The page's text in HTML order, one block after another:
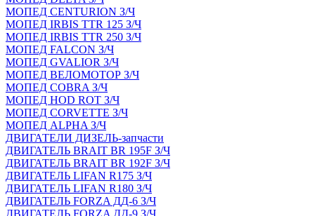
МОПЕД CENTURION З/Ч
МОПЕД IRBIS TTR 125 З/Ч
МОПЕД IRBIS TTR 250 З/Ч
МОПЕД FALCON З/Ч
МОПЕД GVALIOR З/Ч
МОПЕД ВЕЛОМОТОР З/Ч
МОПЕД COBRA З/Ч
МОПЕД HOD ROT З/Ч
МОПЕД CORVETTE З/Ч
МОПЕД ALPHA З/Ч
ДВИГАТЕЛИ ДИЗЕЛЬ-запчасти
ДВИГАТЕЛЬ BRAIT BR 195F З/Ч
ДВИГАТЕЛЬ BRAIT BR 192F З/Ч
ДВИГАТЕЛЬ LIFAN R175 З/Ч
ДВИГАТЕЛЬ LIFAN R180 З/Ч
ДВИГАТЕЛЬ FORZA ДД-6 З/Ч
ДВИГАТЕЛЬ FORZA ДД-9 З/Ч